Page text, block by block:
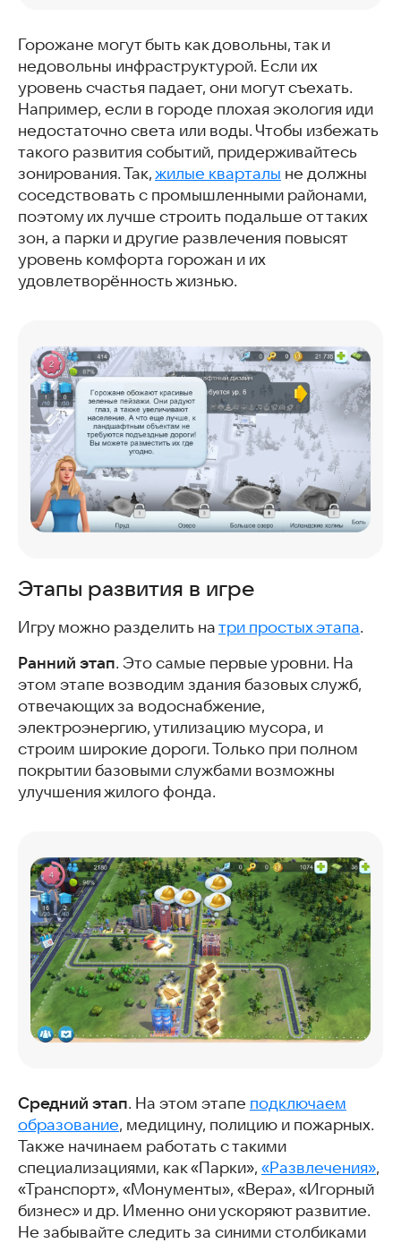
Горожане могут быть как довольны, так и
недовольны инфраструктурой. Если их
уровень счастья падает, они могут съехать.
Например, если в городе плохая экология иди
недостаточно света или воды. Чтобы избежать
такого развития событий, придерживайтесь
зонирования. Так, жилые кварталы не должны
соседствовать с промышленными районами,
поэтому их лучше строить подальше от таких
зон, а парки и другие развлечения повысят
уровень комфорта горожан и их
удовлетворённость жизнью.
Этапы развития в игре
Игру можно разделить на три простых этапа.
Ранний этап. Это самые первые уровни. На
этом этапе возводим здания базовых служб,
отвечающих за водоснабжение,
электроэнергию, утилизацию мусора, и
строим широкие дороги. Только при полном
покрытии базовыми службами возможны
улучшения жилого фонда.
Средний этап. На этом этапе подключаем
образование, медицину, полицию и пожарных.
Также начинаем работать с такими
специализациями, как «Парки», «Развлечения»,
«Транспорт», «Монументы», «Вера», «Игорный
бизнес» и др. Именно они ускоряют развитие.
Не забывайте следить за синими столбиками